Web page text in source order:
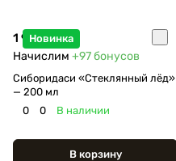
Новинка
1 950 ₽
Начислим +97бонусов
Сиборидаси «Стеклянный лёд»
— 200 мл
0
0 В наличии
В корзину